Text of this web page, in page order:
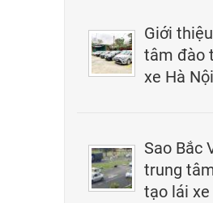
Giới
tâm đào
xe Hà Nội
Sao Bắc
trung
tạo lái